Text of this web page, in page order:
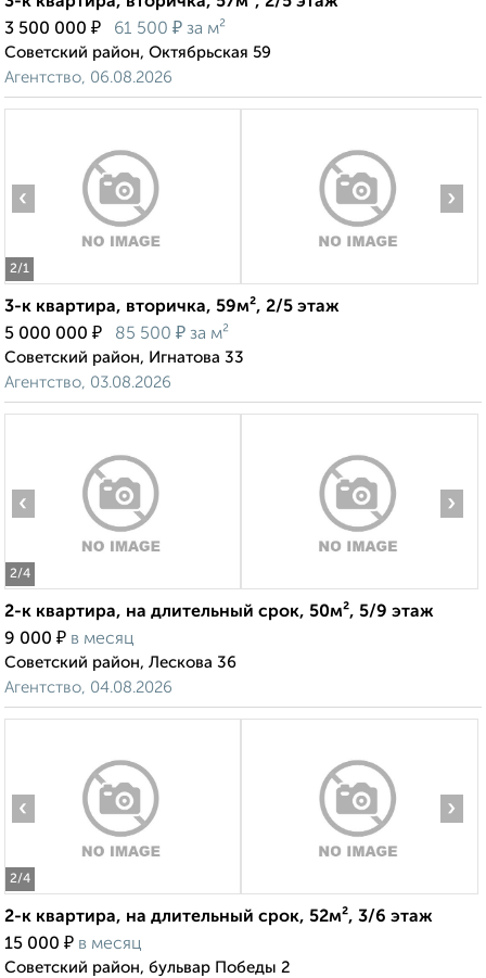
3 500 000 ₽ 61 500 ₽ за м²
Советский район, Октябрьская 59
Агентство, 06.08.2026
2/1
‹ ›
3-к квартира, вторичка, 59м², 2/5 этаж
5 000 000 ₽ 85 500 ₽ за м²
Советский район, Игнатова 33
Агентство, 03.08.2026
2/4
‹ ›
2-к квартира, на длительный срок, 50м², 5/9 этаж
9 000 ₽ в месяц
Советский район, Лескова 36
Агентство, 04.08.2026
2/4
‹ ›
2-к квартира, на длительный срок, 52м², 3/6 этаж
15 000 ₽ в месяц
Советский район, бульвар Победы 2